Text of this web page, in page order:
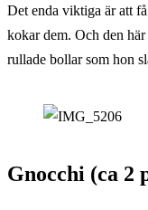
Det enda viktiga är att
kokar dem. Och den
rullade bollar som hon
Gnocchi (ca 2